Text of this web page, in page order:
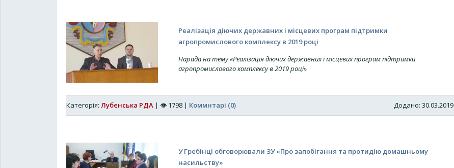
Реалізація діючих державних і місцевих програм підтримки
агропромислового комплексу в 2019 році
Нарада на тему «Реалізація діючих державних і місцевих програм підтримки
агропромислового комплексу в 2019 році»
Додано: 30.03.2019
Категорія: Лубенська РДА | 👁 1798 | Коммнтарі (0)
У Гребінці обговорювали ЗУ «Про запобігання та протидію домашньому
насильству»